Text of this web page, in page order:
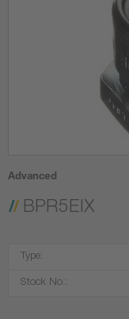
Advanced
BPR5EIX
Type:
Stock No.: